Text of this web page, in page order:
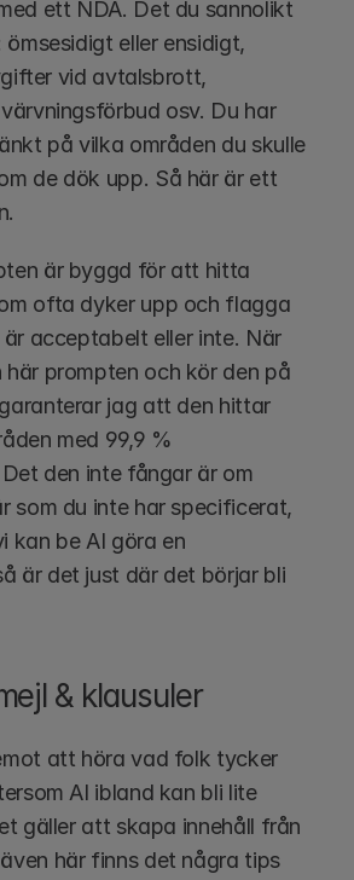
ett NDA. Det du sannolikt
ömsesidigt eller ensidigt,
vid avtalsbrott,
osv. Du har
på vilka områden du skulle
de dök upp. Så här är ett
är byggd för att hitta
ofta dyker upp och flagga
acceptabelt eller inte. När
här prompten och kör den på
jag att den hittar
med 99,9 %
den inte fångar är om
som du inte har specificerat,
kan be AI göra en
är det just där det börjar bli
& klausuler
att höra vad folk tycker
AI ibland kan bli lite
gäller att skapa innehåll från
här finns det några tips